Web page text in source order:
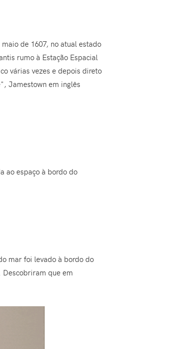
de 1607, no atual estado
rumo à Estação Espacial
várias vezes e depois direto
Jamestown em inglês
ao espaço à bordo do
mar foi levado à bordo do
que em